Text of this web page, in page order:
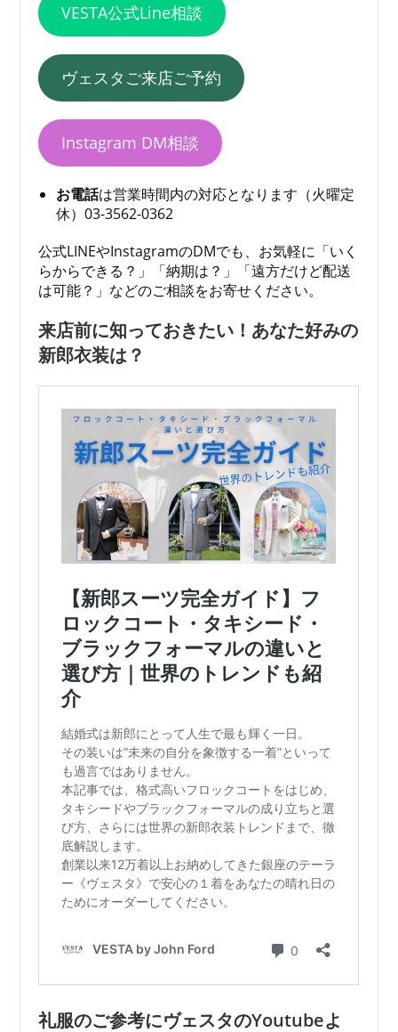
VESTA公式Line相談
ヴェスタご来店ご予約
Instagram DM相談
お電話は営業時間内の対応となります（火曜定
休）03-3562-0362
公式LINEやInstagramのDMでも、お気軽に「いく
らからできる？」「納期は？」「遠方だけど配送
は可能？」などのご相談をお寄せください。
来店前に知っておきたい！あなた好みの
新郎衣装は？
礼服のご参考にヴェスタのYoutubeよ